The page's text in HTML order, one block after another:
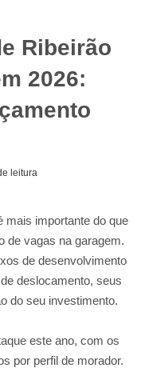
Ribeirão
2026:
leitura
mais importante do que
de vagas na garagem.
de desenvolvimento
deslocamento, seus
do seu investimento.
este ano, com os
por perfil de morador.